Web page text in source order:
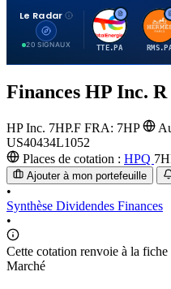
Le Radar
20 SIGNAUX
T
TTE.PA
H
Finances HP Inc. R
HP Inc. 7HP.F FRA: 7HP
US40434L1052
Places de cotation : HPQ
Ajouter à mon portefeuille
•
Synthèse Dividendes Finances
•
Cette cotation renvoie à la
Marché